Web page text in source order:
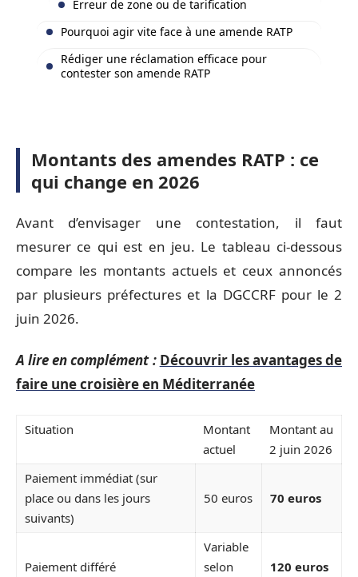
Erreur de zone ou de tarification
Pourquoi agir vite face à une amende RATP
Rédiger une réclamation efficace pour
contester son amende RATP
Montants des amendes RATP : ce
qui change en 2026
Avant d’envisager une contestation, il faut
mesurer ce qui est en jeu. Le tableau ci-dessous
compare les montants actuels et ceux annoncés
par plusieurs préfectures et la DGCCRF pour le 2
juin 2026.
A lire en complément : Découvrir les avantages de
faire une croisière en Méditerranée
Situation
Montant
actuel
Montant au
2 juin 2026
Paiement immédiat (sur
place ou dans les jours
suivants)
50 euros 70 euros
Paiement différé
Variable
selon
120 euros